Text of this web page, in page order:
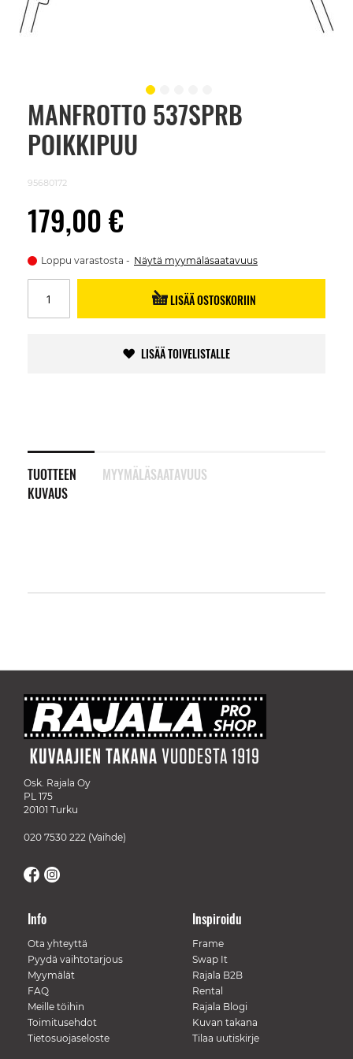
MANFROTTO 537SPRB
POIKKIPUU
95680172
179,00 €
Loppu varastosta Näytä myymäläsaatavuus
LISÄÄ OSTOSKORIIN
LISÄÄ TOIVELISTALLE
TUOTTEEN
KUVAUS
MYYMÄLÄSAATAVUUS
Skip
beginning
images
Osk. Rajala Oy
PL 175
20101 Turku
020 7530 222 (Vaihde)
Info
Ota yhteyttä
Pyydä vaihtotarjous
Myymälät
FAQ
Meille töihin
Toimitusehdot
Tietosuojaseloste
Inspiroidu
Frame
Swap It
Rajala B2B
Rental
Rajala Blogi
Kuvan takana
Tilaa uutiskirje